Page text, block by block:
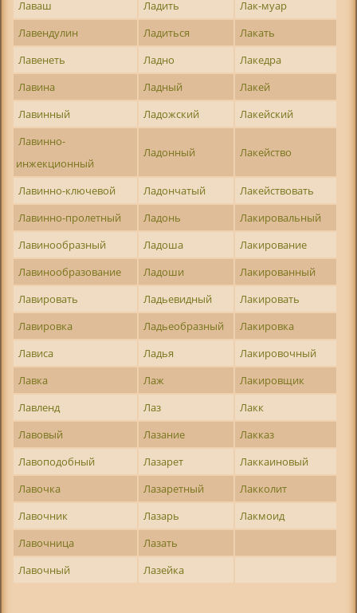
Лаваш
Ладить
Лак-муар
Лавендулин
Ладиться
Лакать
Лавенеть
Ладно
Лакедра
Лавина
Ладный
Лакей
Лавинный
Ладожский
Лакейский
Лавинно-
инжекционный
Ладонный Лакейство
Лавинно-ключевой Ладончатый
Лакействовать
Лавинно-пролетный
Ладонь
Лакировальный
Лавинообразный
Ладоша
Лакирование
Лавинообразование
Ладоши
Лакированный
Лавировать
Ладьевидный
Лакировать
Лавировка
Ладьеобразный
Лакировка
Лависа
Ладья
Лакировочный
Лавка
Лаж
Лакировщик
Лавленд
Лаз
Лакк
Лавовый
Лазание
Лакказ
Лавоподобный
Лазарет
Лаккаиновый
Лавочка
Лазаретный
Лакколит
Лавочник
Лазарь
Лакмоид
Лавочница
Лазать
Лавочный
Лазейка